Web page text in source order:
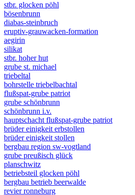
stbr. glocken pöhl
bösenbrunn
diabas-steinbruch
eruptiv-grauwacken-formation
aegirin
silikat
stbr. hoher hut
grube st. michael
triebeltal
bohrstelle triebelbachtal
flußspat-grube patriot
grube schönbrunn
schönbrunn i.v.
hauptschacht flußspat-grube patriot
brüder einigkeit erbstollen
brüder einigkeit stollen
bergbau region sw-vogtland
grube preußisch glück
planschwitz
betriebsteil glocken pöhl
bergbau betrieb beerwalde
revier ronneburg